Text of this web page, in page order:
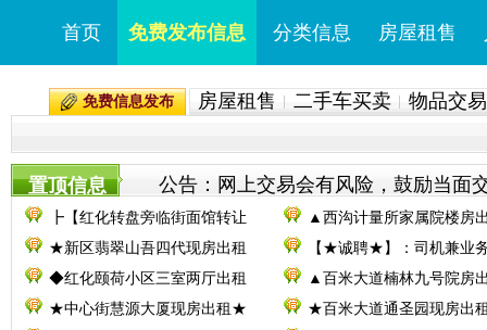
首页 免费发布信息 分类信息 房屋租售
免费信息发布 房屋租售 二手车买卖 物品交易
置顶信息 公告：网上交易会有风险，鼓励当面
┣【红化转盘旁临街面馆转让
▲西沟计量所家属院楼房
★新区翡翠山吾四代现房出租
【★诚聘★】：司机兼业
◆红化颐荷小区三室两厅出租
▲百米大道楠林九号院房
★中心街慧源大厦现房出租★
★百米大道通圣园现房出